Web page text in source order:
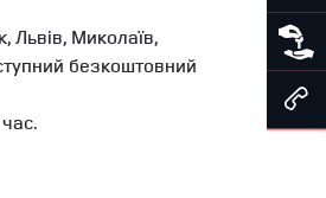
Львів, Миколаїв,
безкоштовний